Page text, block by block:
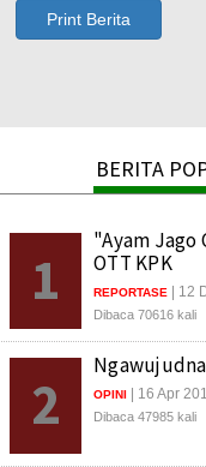
Print Berita
BERITA
1
"Ayam Jago
OTT KPK
REPORTASE | 12
Dibaca 70616 kali
2 OPINI | 16 Apr
Dibaca 47985 kali